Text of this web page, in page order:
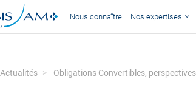
Nous connaître Nos expertises
Actualités Obligations Convertibles,